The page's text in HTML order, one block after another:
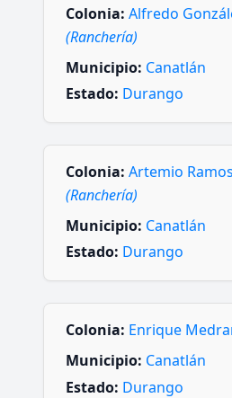
Colonia: Alfredo
(Ranchería)
Municipio: Canatlán
Estado: Durango
Colonia: Artemio
(Ranchería)
Municipio: Canatlán
Estado: Durango
Colonia: Enrique
Municipio: Canatlán
Estado: Durango